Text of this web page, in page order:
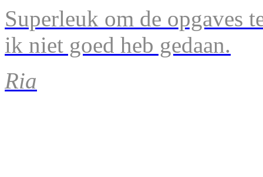
Superleuk om de opgaves
ik niet goed heb gedaan.
Ria